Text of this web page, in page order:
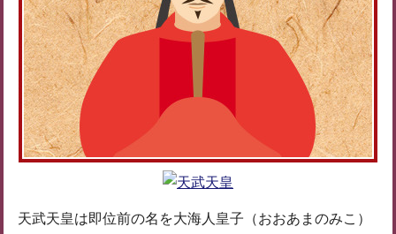
天武天皇は即位前の名を大海人皇子（おおあまのみこ）